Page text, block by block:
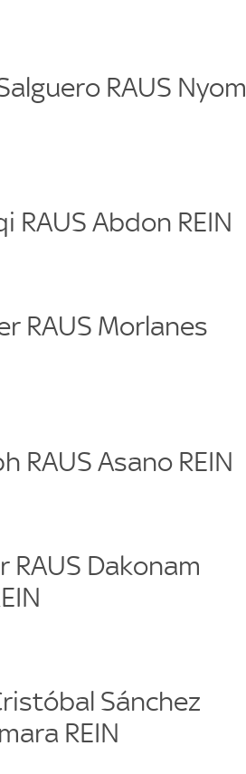
RAUS Nyom
RAUS Abdon REIN
RAUS Morlanes
RAUS Asano REIN
RAUS Dakonam
Sánchez
REIN